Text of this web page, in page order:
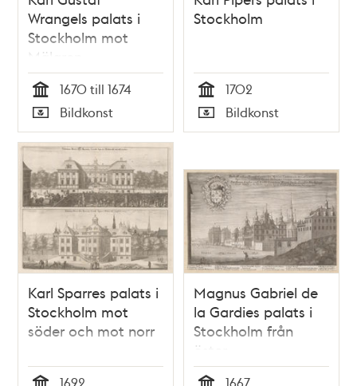
Wrangels palats i
Stockholm mot
Mälaren
Tid
1670 till 1674
Typ
Bildkonst
Stockholm
Tid
1702
Typ
Bildkonst
Karl Sparres palats i
Stockholm mot
söder och mot norr
1692
Magnus Gabriel de
la Gardies palats i
Stockholm från
öster
1667